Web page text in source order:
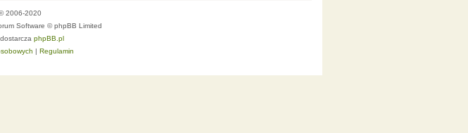
2006-2020
Software © phpBB Limited
phpBB.pl
| Regulamin